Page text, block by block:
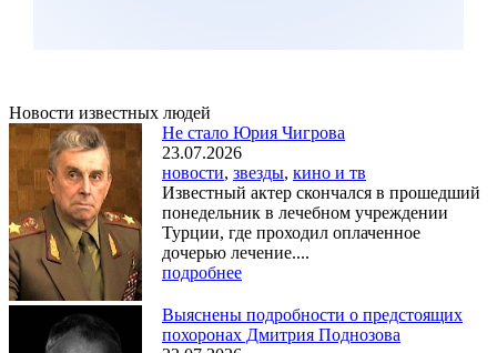
Новости известных людей
Не стало Юрия Чигрова
23.07.2026
новости, звезды, кино и тв
Известный актер скончался в прошедший
понедельник в лечебном учреждении
Турции, где проходил оплаченное
дочерью лечение....
подробнее
Выяснены подробности о предстоящих
похоронах Дмитрия Поднозова